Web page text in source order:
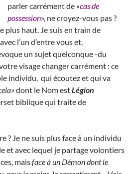
parler carrément de «cas de
possession», ne croyez-vous pas ?
plus haut. Je suis en train de
l’un d’entre vous et,
un sujet quelconque -du
visage changer carrément : ce
individu, qui écoutez et qui va
dont le Nom estLégion
biblique qui traite de
? Je ne suis plus face à un individu
et avec lequel je partage volontiers
maisface à un Démon dont le